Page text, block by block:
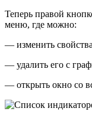
Теперь правой
меню, где можно:
— изменить
— удалить его с
— открыть окно со